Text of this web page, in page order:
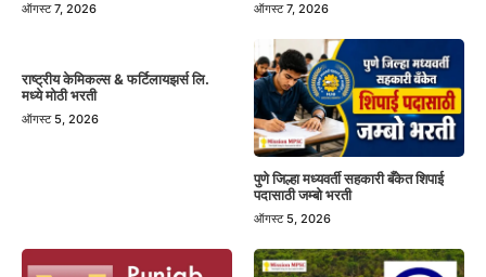
ऑगस्ट 7, 2026 ऑगस्ट 7, 2026
राष्ट्रीय केमिकल्स & फर्टिलायझर्स लि.
मध्ये मोठी भरती
ऑगस्ट 5, 2026
पुणे जिल्हा मध्यवर्ती सहकारी बँकेत शिपाई
पदासाठी जम्बो भरती
ऑगस्ट 5, 2026